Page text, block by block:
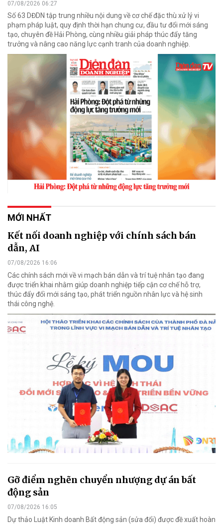
07/08/2026 06:27
Số 63 DĐDN tập trung nhiều nội dung về cơ chế đặc thù xử lý vi
phạm pháp luật, quy định thời hạn chung cư, đầu tư đổi mới sáng
tạo, chuyên đề Hải Phòng, cùng nhiều giải pháp thúc đẩy tăng
trưởng và nâng cao năng lực cạnh tranh của doanh nghiệp.
MỚI NHẤT
Kết nối doanh nghiệp với chính sách bán
dẫn, AI
07/08/2026 16:06
Các chính sách mới về vi mạch bán dẫn và trí tuệ nhân tạo đang
được triển khai nhằm giúp doanh nghiệp tiếp cận cơ chế hỗ trợ,
thúc đẩy đổi mới sáng tạo, phát triển nguồn nhân lực và hệ sinh
thái công nghệ.
Gỡ điểm nghẽn chuyển nhượng dự án bất
động sản
07/08/2026 16:05
Dự thảo Luật Kinh doanh Bất động sản (sửa đổi) được đề xuất hoàn